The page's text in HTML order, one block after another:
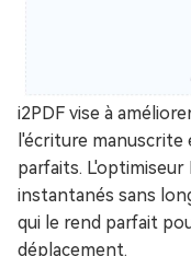
i2PDF vise à
l'écriture manuscrite
parfaits. L'optimiseur
instantanés sans
qui le rend parfait
déplacement.